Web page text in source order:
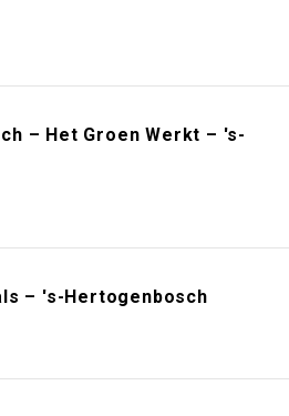
– Het Groen Werkt – 's-
– 's-Hertogenbosch